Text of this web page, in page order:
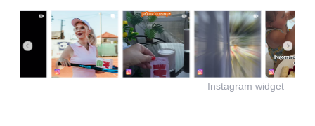
Instagram widget